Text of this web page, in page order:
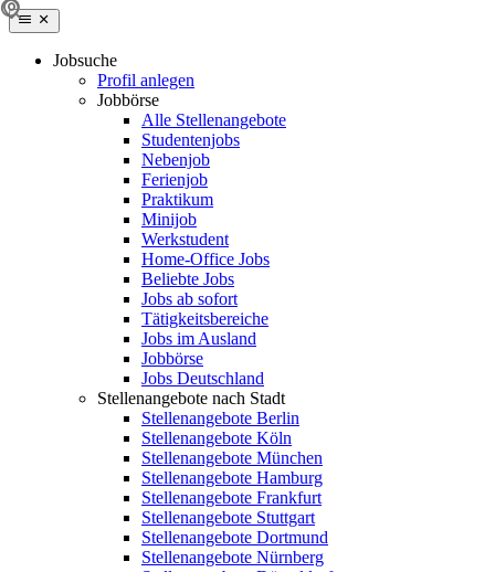
Jobsuche
Profil anlegen
Jobbörse
Alle Stellenangebote
Studentenjobs
Nebenjob
Ferienjob
Praktikum
Minijob
Werkstudent
Home-Office Jobs
Beliebte Jobs
Jobs ab sofort
Tätigkeitsbereiche
Jobs im Ausland
Jobbörse
Jobs Deutschland
Stellenangebote nach Stadt
Stellenangebote Berlin
Stellenangebote Köln
Stellenangebote München
Stellenangebote Hamburg
Stellenangebote Frankfurt
Stellenangebote Stuttgart
Stellenangebote Dortmund
Stellenangebote Nürnberg